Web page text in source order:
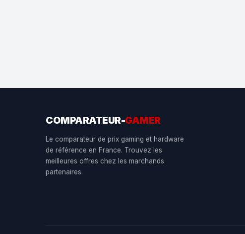
COMPARATEUR-GAMER
Le comparateur de prix gaming et hardware
de référence en France. Trouvez les
meilleures offres chez les marchands
partenaires.